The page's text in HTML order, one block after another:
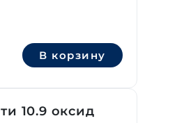
В корзину
10.9 оксид